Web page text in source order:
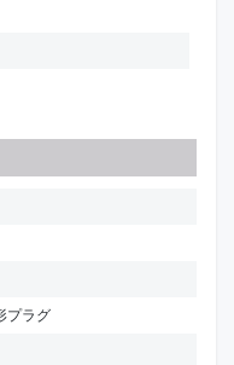
プラグ